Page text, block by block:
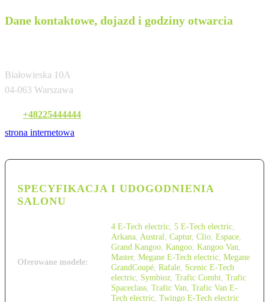
Dane kontaktowe, dojazd i godziny otwarcia
Białowieska 10A
04-063 Warszawa
+48225444444
strona internetowa
SPECYFIKACJA I UDOGODNIENIA
SALONU
Oferowane modele:
4 E-Tech electric 5 E-Tech electric
Arkana Austral Captur, Clio Espace
Grand Kangoo Kangoo Kangoo Van
Master, Megane E-Tech electric Megane
GrandCoupé Rafale Scenic E-Tech
electric Symbioz Trafic Combi Trafic
Spaceclass Trafic Van Trafic Van E-
Tech electric Twingo E-Tech electric